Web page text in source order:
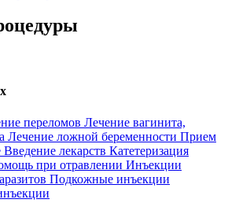
переломов Лечение вагинита,
Лечение ложной беременности Прием
Введение лекарств Катетеризация
при отравлении Инъекции
Подкожные инъекции